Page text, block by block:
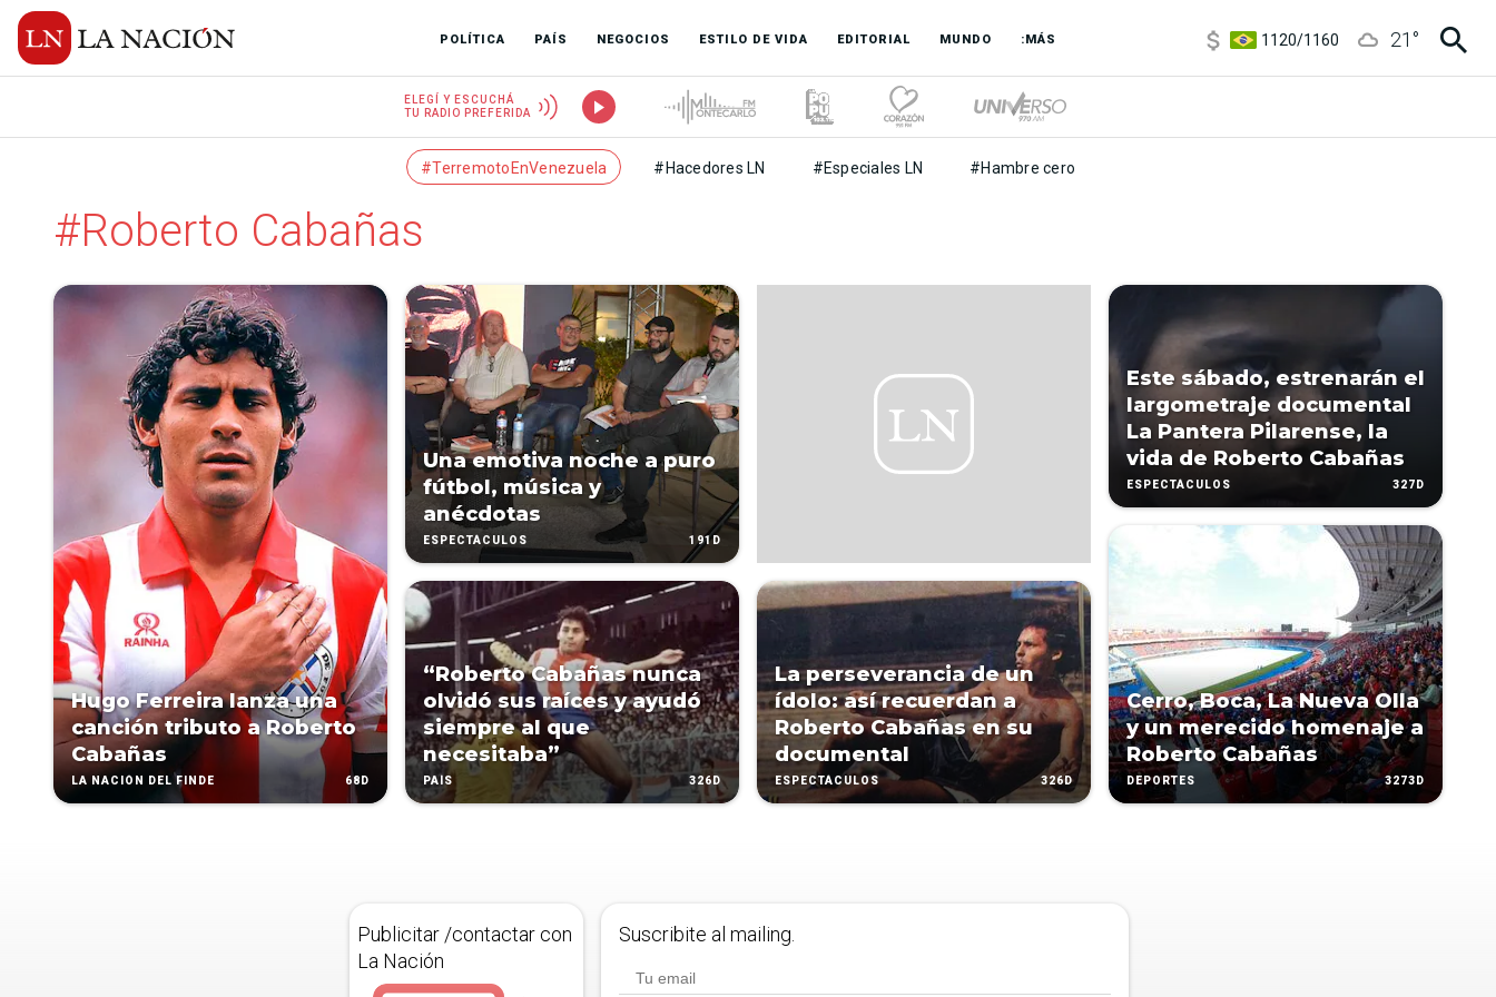
POLÍTICA PAÍS NEGOCIOS ESTILO DE VIDA EDITORIAL MUNDO :MÁS
1120/1160
21 °
ELEGÍ Y ESCUCHÁ
TU RADIO PREFERIDA
#TerremotoEnVenezuela #Hacedores LN #Especiales LN #Hambre cero
#Roberto Cabañas
Hugo Ferreira lanza una
canción tributo a Roberto
Cabañas
LA NACIÓN DEL FINDE 68D
Una emotiva noche a puro
fútbol, música y
anécdotas
ESPECTÁCULOS 191D
“Roberto Cabañas nunca
olvidó sus raíces y ayudó
siempre al que
necesitaba”
PAÍS 326D
La perseverancia de un
ídolo: así recuerdan a
Roberto Cabañas en su
documental
ESPECTÁCULOS 326D
Este sábado, estrenarán el
largometraje documental
La Pantera Pilarense, la
vida de Roberto Cabañas
ESPECTÁCULOS 327D
Cerro, Boca, La Nueva Olla
y un merecido homenaje a
Roberto Cabañas
DEPORTES 3273D
Publicitar /contactar con
La Nación
Suscribite al mailing.